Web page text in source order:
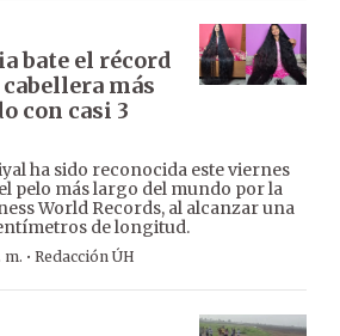
bate el récord
más
con casi 3
ha sido reconocida este viernes
pelo más largo del mundo por la
World Records, al alcanzar una
de longitud.
m. · Redacción ÚH